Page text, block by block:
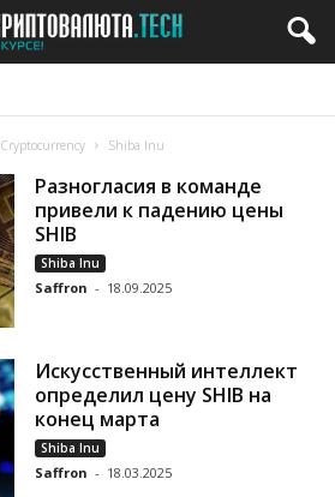
Cryptocurrency Shiba Inu
Разногласия в команде
привели к падению цены
SHIB
Shiba Inu
Saffron - 18.09.2025
Искусственный интеллект
определил цену SHIB на
конец марта
Shiba Inu
Saffron - 18.03.2025